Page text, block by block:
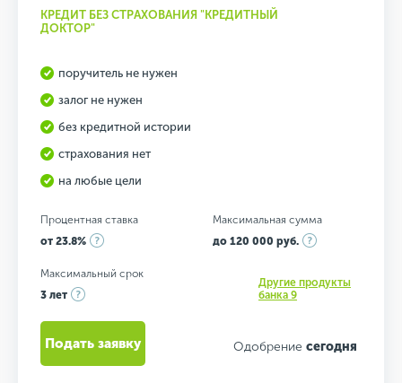
КРЕДИТ БЕЗ СТРАХОВАНИЯ "КРЕДИТНЫЙ
ДОКТОР"
поручитель не нужен
залог не нужен
без кредитной истории
страхования нет
на любые цели
Процентная ставка
от 23.8%
Максимальная сумма
до 120 000 руб.
Максимальный срок
3 лет
Другие продукты
банка 9
Одобрение сегодня
Подать заявку